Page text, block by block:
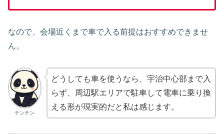
なので、会場近くまで車で入る前提はおすすめできませ
ん。
テンテン
どうしても車を使うなら、宇治中心部まで入
らず、周辺駅エリアで駐車して電車に乗り換
える形が現実的だと私は感じます。